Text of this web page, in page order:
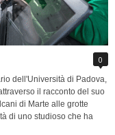
0
dell'Università di Padova,
il racconto del suo
di Marte alle grotte
di uno studioso che ha